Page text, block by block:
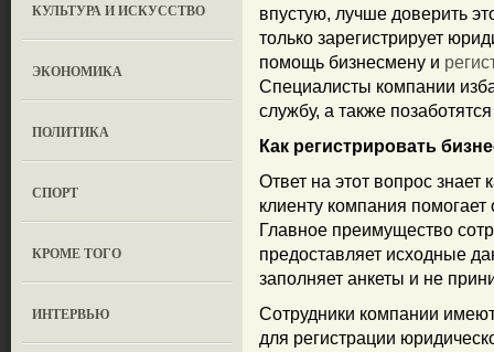
КУЛЬТУРА И ИСКУССТВО
ЭКОНОМИКА
ПОЛИТИКА
СПОРТ
КРОМЕ ТОГО
ИНТЕРВЬЮ
впустую, лучше доверить
только зарегистрирует
помощь бизнесмену и
Специалисты компании
службу, а также
Как регистрировать
Ответ на этот вопрос
клиенту компания
Главное преимущество
предоставляет исходные
заполняет анкеты и не
Сотрудники компании
для регистрации